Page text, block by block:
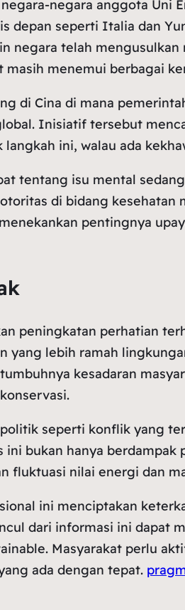
negara anggota
depan seperti Italia dan
negara telah
menemui berbagai
di Cina di mana
Inisiatif tersebut
ini, walau ada
tentang isu mental
di bidang
pentingnya
peningkatan perhatian
yang lebih ramah
kesadaran
seperti konflik yang
bukan hanya
fluktuasi nilai energi dan
ini menciptakan
dari informasi ini dapat
Masyarakat perlu
ada dengan tepat.